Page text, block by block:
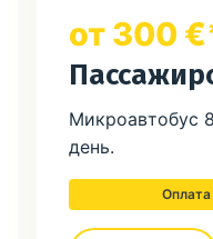
от 300
Микроавтобус
день.
Оплата